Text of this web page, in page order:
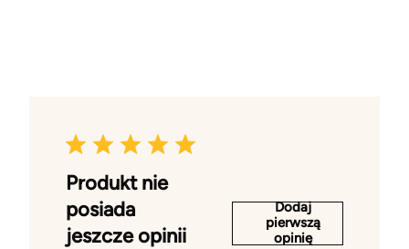
Produkt nie
posiada
jeszcze opinii
Dodaj
pierwszą
opinię